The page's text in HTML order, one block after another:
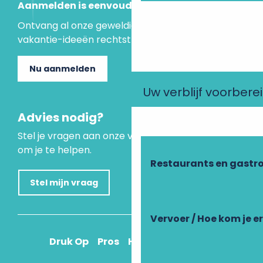
Uw verblijf
Restaurants en
Vervoer / Hoe kom je
Aanmelden is eenvoudig
Ontvang al onze geweldige aanbiedingen en
vakantie-ideeën rechtstreeks in je inbox.
Nu aanmelden
Advies nodig?
Stel je vragen aan onze virtuele assistent, die er is
om je te helpen.
Stel mijn vraag
Druk Op Pros Hoe kom ik daar?